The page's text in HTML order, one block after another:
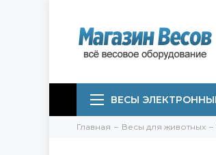
ВЕСЫ
Главная Весы для животных